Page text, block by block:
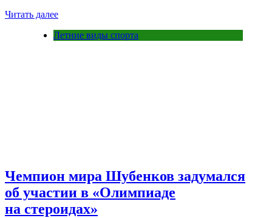
Читать далее
Летние виды спорта
Чемпион мира Шубенков задумался
об участии в «Олимпиаде
на стероидах»